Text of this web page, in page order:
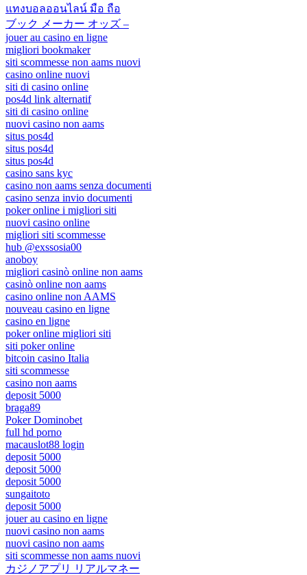
แทงบอลออนไลน์ มือ ถือ
ブック メーカー オッズ –
jouer au casino en ligne
migliori bookmaker
siti scommesse non aams nuovi
casino online nuovi
siti di casino online
pos4d link alternatif
siti di casino online
nuovi casino non aams
situs pos4d
situs pos4d
situs pos4d
casino sans kyc
casino non aams senza documenti
casino senza invio documenti
poker online i migliori siti
nuovi casino online
migliori siti scommesse
hub @exssosia00
anoboy
migliori casinò online non aams
casinò online non aams
casino online non AAMS
nouveau casino en ligne
casino en ligne
poker online migliori siti
siti poker online
bitcoin casino Italia
siti scommesse
casino non aams
deposit 5000
braga89
Poker Dominobet
full hd porno
macauslot88 login
deposit 5000
deposit 5000
deposit 5000
sungaitoto
deposit 5000
jouer au casino en ligne
nuovi casino non aams
nuovi casino non aams
siti scommesse non aams nuovi
カジノアプリ リアルマネー